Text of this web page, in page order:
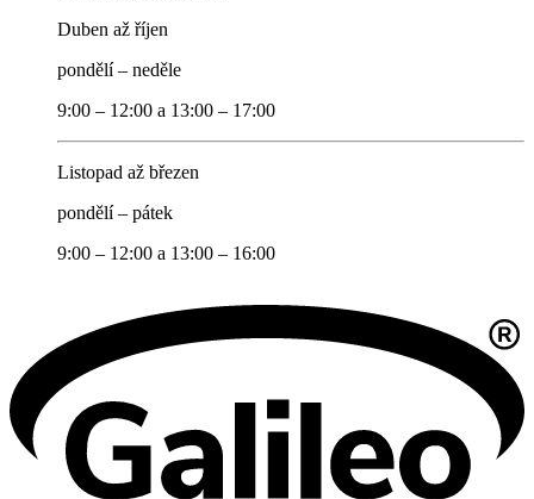
Duben až říjen
pondělí – neděle
9:00 – 12:00 a 13:00 – 17:00
Listopad až březen
pondělí – pátek
9:00 – 12:00 a 13:00 – 16:00